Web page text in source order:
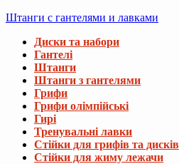
Штанги с гантелями и лавками
Диски та набори
Гантелі
Штанги
Штанги з гантелями
Грифи
Грифи олімпійські
Гирі
Тренувальні лавки
Стійки для грифів та дисків
Стійки для жиму лежачи